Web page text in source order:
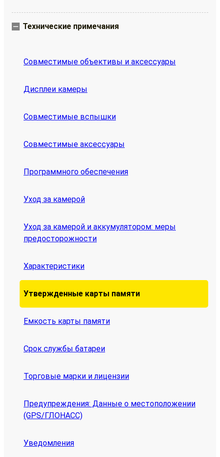
Технические примечания
Совместимые объективы и аксессуары
Дисплеи камеры
Совместимые вспышки
Совместимые аксессуары
Программного обеспечения
Уход за камерой
Уход за камерой и аккумулятором: меры
предосторожности
Характеристики
Утвержденные карты памяти
Емкость карты памяти
Срок службы батареи
Торговые марки и лицензии
Предупреждения: Данные о местоположении
(GPS/ГЛОНАСС)
Уведомления